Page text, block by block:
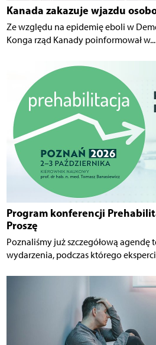
Kanada zakazuje wjazdu
Ze względu na epidemię eboli w
Konga rząd Kanady poinformował w...
Program konferencji
Proszę
Poznaliśmy już szczegółową agendę
wydarzenia, podczas którego